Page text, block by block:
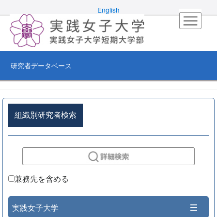
English
研究者データベース
組織別研究者検索
兼務先を含める
実践女子大学